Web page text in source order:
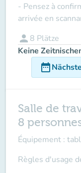
- Pensez à
arrivée en
person 8 Plätze
Keine
date_range
Salle de
8
Équipement :
Règles d'usage